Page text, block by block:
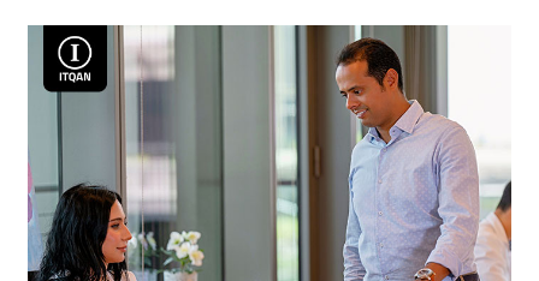
موقع
دبي
للاستثمار
والتطوير